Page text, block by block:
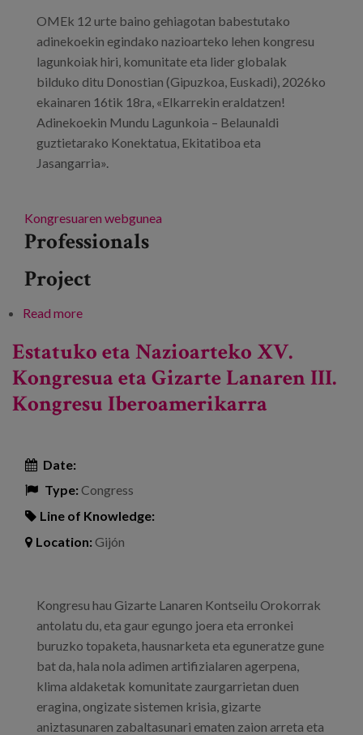
Press
OMEk 12 urte baino gehiagotan babestutako
adinekoekin egindako nazioarteko lehen kongresu
lagunkoiak hiri, komunitate eta lider globalak
bilduko ditu Donostian (Gipuzkoa, Euskadi), 2026ko
ekainaren 16tik 18ra, «Elkarrekin eraldatzen!
Adinekoekin Mundu Lagunkoia – Belaunaldi
guztietarako Konektatua, Ekitatiboa eta
Jasangarria».
Kongresuaren webgunea
Professionals
Project
Read moreabout Hiri eta Komunitate Lagunkoien 3. Mundu
Estatuko eta Nazioarteko XV.
Kongresua eta Gizarte Lanaren III.
Kongresu Iberoamerikarra
Date:
Type:Congress
Line of Knowledge:
Location:Gijón
Kongresu hau Gizarte Lanaren Kontseilu Orokorrak
antolatu du, eta gaur egungo joera eta erronkei
buruzko topaketa, hausnarketa eta eguneratze gune
bat da, hala nola adimen artifizialaren agerpena,
klima aldaketak komunitate zaurgarrietan duen
eragina, ongizate sistemen krisia, gizarte
aniztasunaren zabaltasunari ematen zaion arreta eta